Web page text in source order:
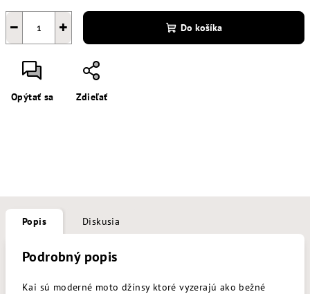
+
− Do košíka
Opýtať sa Zdieľať
Popis Diskusia
Podrobný popis
Kai sú moderné moto džínsy ktoré vyzerajú ako bežné